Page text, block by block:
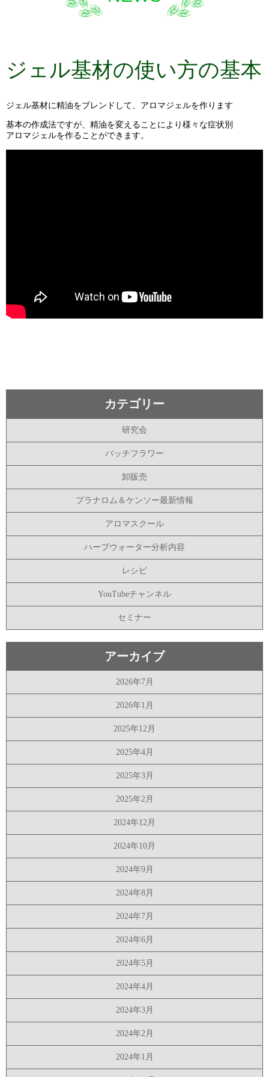
ジェル基材の使い方の基本
ジェル基材に精油をブレンドして、アロマジェルを作ります
基本の作成法ですが、精油を変えることにより様々な症状別
アロマジェルを作ることができます。
カテゴリー
研究会
バッチフラワー
卸販売
プラナロム＆ケンソー最新情報
アロマスクール
ハーブウォーター分析内容
レシピ
YouTubeチャンネル
セミナー
アーカイブ
2026年7月
2026年1月
2025年12月
2025年4月
2025年3月
2025年2月
2024年12月
2024年10月
2024年9月
2024年8月
2024年7月
2024年6月
2024年5月
2024年4月
2024年3月
2024年2月
2024年1月